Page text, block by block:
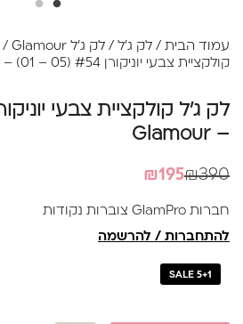
עמוד הבית / לק ג'ל / לק ג'ל Glamour /
קולקציית צבעי יוניקורן #54 (05 – 01) – Glamour
– Glamour
₪390
המחיר
היה:
₪390.
₪195המחיר
הוא:
₪195.
חברות GlamPro צוברות נקודות
להתחברות / להרשמה
SALE 5+1